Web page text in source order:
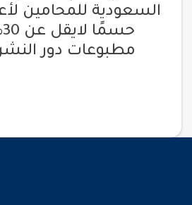
السعودية للمحامين
مطبوعات دور النشر